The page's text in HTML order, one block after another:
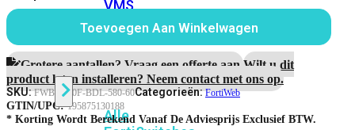
VMS
Unlimited
Switch
Alle
Hardware
plus
5
jaar
FortiCare
Premium
and
FortiWeb
Advanced
Toevoegen Aan Winkelwagen
Grotere aantallen? Vraag een offerte aan.Wilt u dit
product laten installeren? Neem contact met ons op.
SKU:FWB-4000F-BDL-580-60Categorieën:FortiWeb
GTIN/UPC:195875130188
* Korting Wordt Berekend Vanaf De Adviesprijs Exclusief BTW.